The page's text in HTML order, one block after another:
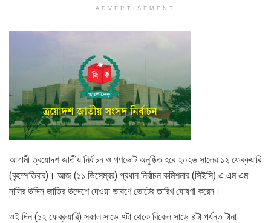
ADVERTISEMENT
আগামী ত্রয়োদশ জাতীয় নির্বাচন ও গণভোট অনুষ্ঠিত হবে ২০২৬ সালের ১২ ফেব্রুয়ারি
(বৃহস্পতিবার)। আজ (১১ ডিসেম্বর) প্রধান নির্বাচন কমিশনার (সিইসি) এ এম এম
নাসির উদ্দিন জাতির উদ্দেশে দেওয়া ভাষণে ভোটের তারিখ ঘোষণা করেন।
ওই দিন (১২ ফেব্রুয়ারি) সকাল সাড়ে ৭টা থেকে বিকেল সাড়ে ৪টা পর্যন্ত টানা